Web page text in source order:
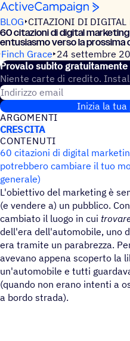
Salta al contenuto
BLOG CITAZIONI DI DIGITAL
60 cita­zioni di digital
entu­sia­smo verso la pros­sima
Finch Grace 24 settembre
Provalo subito gratuitamente
Niente carte di credito.
Indirizzo email
Inizia la
ARGO­MENTI
CRESCITA
CONTE­NUTI
60 citazioni di digital
potrebbero cambiare il tuo
generale)
L'obiettivo del marketing è
(e vendere a) un pubblico.
cambiato il luogo in cui
dell'era dell'automobile, uno
era tramite un parabrezza.
avevano appena scoperto la
un'automobile e tutti
(quando non erano intenti a
a bordo strada).